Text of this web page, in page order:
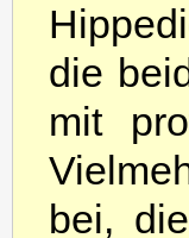
die
mit
bei,